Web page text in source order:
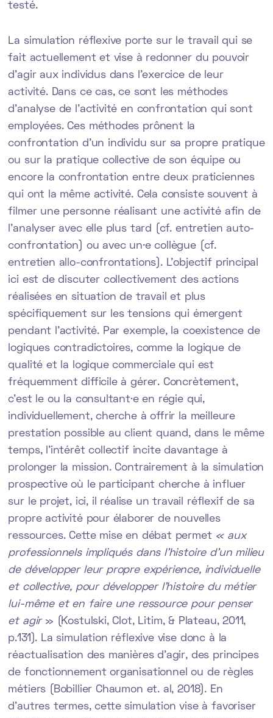
testé.
La simulation réflexive porte sur le travail qui se
fait actuellement et vise à redonner du pouvoir
d’agir aux individus dans l’exercice de leur
activité. Dans ce cas, ce sont les méthodes
d’analyse de l’activité en confrontation qui sont
employées. Ces méthodes prônent la
confrontation d’un individu sur sa propre pratique
ou sur la pratique collective de son équipe ou
encore la confrontation entre deux praticiennes
qui ont la même activité. Cela consiste souvent à
filmer une personne réalisant une activité afin de
l’analyser avec elle plus tard (cf. entretien auto-
confrontation) ou avec un·e collègue (cf.
entretien allo-confrontations). L’objectif principal
ici est de discuter collectivement des actions
réalisées en situation de travail et plus
spécifiquement sur les tensions qui émergent
pendant l’activité. Par exemple, la coexistence de
logiques contradictoires, comme la logique de
qualité et la logique commerciale qui est
fréquemment difficile à gérer. Concrètement,
c'est le ou la consultant·e en régie qui,
individuellement, cherche à offrir la meilleure
prestation possible au client quand, dans le même
temps, l'intérêt collectif incite davantage à
prolonger la mission. Contrairement à la simulation
prospective où le participant cherche à influer
sur le projet, ici, il réalise un travail réflexif de sa
propre activité pour élaborer de nouvelles
ressources. Cette mise en débat permet « aux
professionnels impliqués dans l’histoire d’un milieu
de développer leur propre expérience, individuelle
et collective, pour développer l’histoire du métier
lui-même et en faire une ressource pour penser
et agir» (Kostulski, Clot, Litim, & Plateau, 2011,
p.131). La simulation réflexive vise donc à la
réactualisation des manières d’agir, des principes
de fonctionnement organisationnel ou de règles
métiers (Bobillier Chaumon et. al, 2018). En
d’autres termes, cette simulation vise à favoriser